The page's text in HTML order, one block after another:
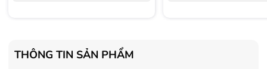
- Tặng Voucher trị giá 150.000đ
mua Máy lọc Không khí
THÔNG TIN SẢN PHẨM